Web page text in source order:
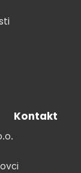
Kontakt